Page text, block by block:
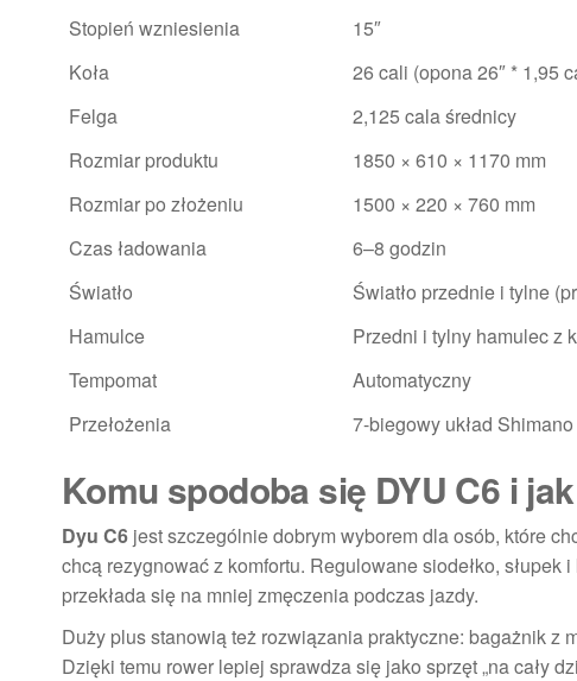
Stopień wzniesienia
15″
Koła
26 cali (opona 26″ * 1,95
Felga
2,125 cala średnicy
Rozmiar produktu
1850 × 610 × 1170 mm
Rozmiar po złożeniu
1500 × 220 × 760 mm
Czas ładowania
6–8 godzin
Światło
Światło przednie i tylne
Hamulce
Przedni i tylny hamulec z
Tempomat
Automatyczny
Przełożenia
7-biegowy układ
Komu spodoba się DYU C6 i
Dyu C6 jest szczególnie dobrym wyborem dla osób, które
chcą rezygnować z komfortu. Regulowane siodełko,
przekłada się na mniej zmęczenia podczas jazdy.
Duży plus stanowią też rozwiązania praktyczne: bagażnik
Dzięki temu rower lepiej sprawdza się jako sprzęt „na cały